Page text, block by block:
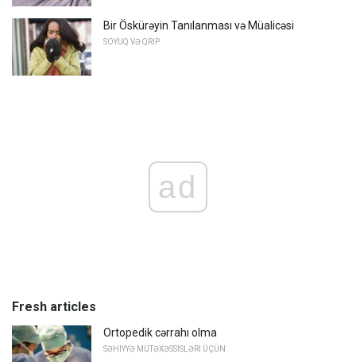
Bir Öskürəyin Tanılanması və Müalicəsi
SOYUQ VƏ QRIP
ad
Fresh articles
Ortopedik cərrahı olma
SƏHIYYƏ MÜTƏXƏSSISLƏRI ÜÇÜN